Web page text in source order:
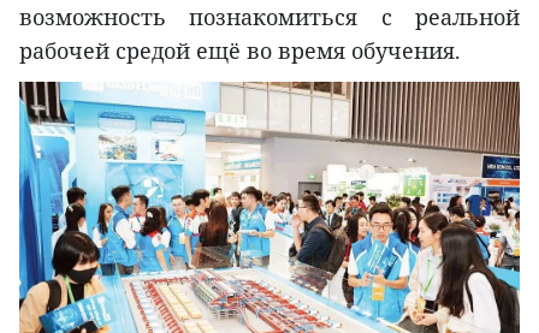
возможность познакомиться с реальной
рабочей средой ещё во время обучения.